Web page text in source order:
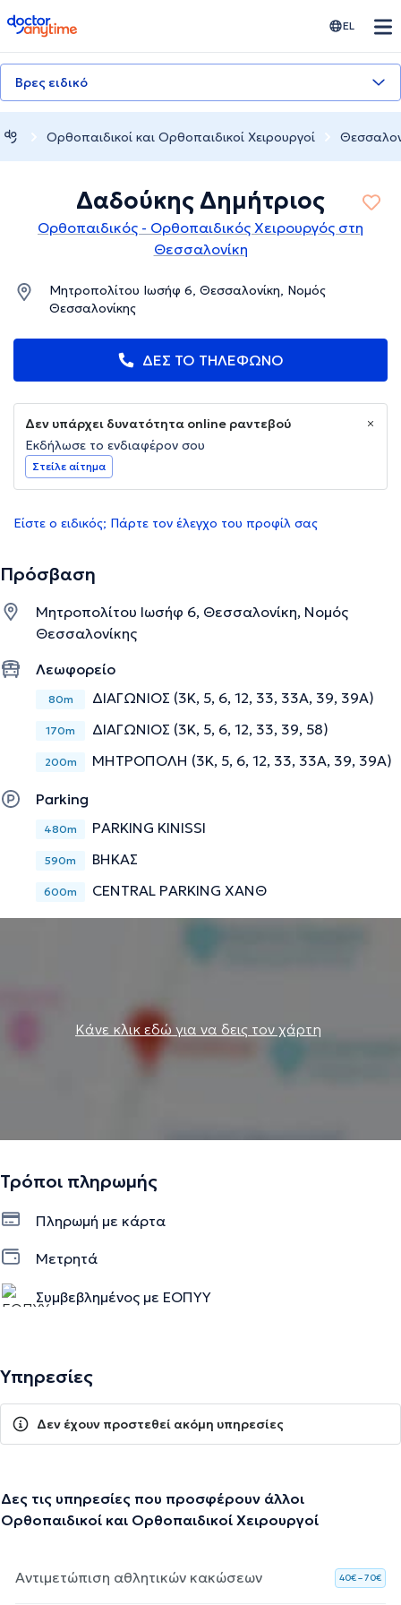
doctoranytime EL
Βρες ειδικό
Ορθοπαιδικοί και Ορθοπαιδικοί Χειρουργοί
Δαδούκης Δημήτριος
Ορθοπαιδικός - Ορθοπαιδικός Χειρουργός στη
Θεσσαλονίκη
Μητροπολίτου Ιωσήφ 6, Θεσσαλονίκη, Νομός
Θεσσαλονίκης
ΔΕΣ ΤΟ ΤΗΛΕΦΩΝΟ
Δεν υπάρχει δυνατότητα online ραντεβού
Εκδήλωσε το ενδιαφέρον σου
Στείλε αίτημα
Είστε ο ειδικός; Πάρτε τον έλεγχο του προφίλ σας
Πρόσβαση
Μητροπολίτου Ιωσήφ 6, Θεσσαλονίκη, Νομός
Θεσσαλονίκης
Λεωφορείο
80m ΔΙΑΓΩΝΙΟΣ (3Κ, 5, 6, 12, 33, 33Α, 39, 39Α)
170m ΔΙΑΓΩΝΙΟΣ (3Κ, 5, 6, 12, 33, 39, 58)
200m ΜΗΤΡΟΠΟΛΗ (3Κ, 5, 6, 12, 33, 33Α, 39, 39Α)
Parking
480m PARKING KINISSI
590m ΒΗΚΑΣ
600m CENTRAL PARKING ΧΑΝΘ
Κάνε κλικ εδώ για να δεις τον χάρτη
Τρόποι πληρωμής
Πληρωμή με κάρτα
Μετρητά
Συμβεβλημένος με ΕΟΠΥΥ
Υπηρεσίες
Δεν έχουν προστεθεί ακόμη υπηρεσίες
Δες τις υπηρεσίες που προσφέρουν άλλοι
Ορθοπαιδικοί και Ορθοπαιδικοί Χειρουργοί
Αντιμετώπιση αθλητικών κακώσεων 40€ – 70€